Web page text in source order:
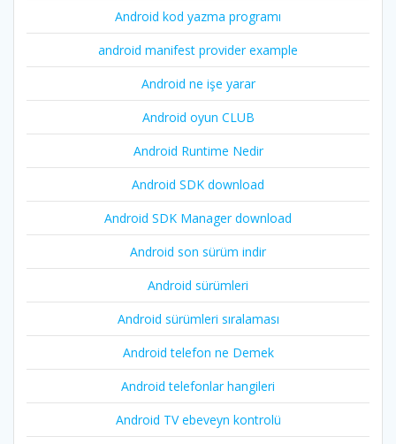
Android kod yazma programı
android manifest provider example
Android ne işe yarar
Android oyun CLUB
Android Runtime Nedir
Android SDK download
Android SDK Manager download
Android son sürüm indir
Android sürümleri
Android sürümleri sıralaması
Android telefon ne Demek
Android telefonlar hangileri
Android TV ebeveyn kontrolü